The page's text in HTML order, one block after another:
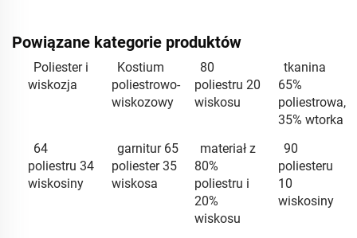
Powiązane kategorie produktów
Poliester i
wiskozja
Kostium
poliestrowo-
wiskozowy
80
poliestru 20
wiskosu
tkanina
65%
poliestrowa,
35% wtorka
64
poliestru 34
wiskosiny
garnitur 65
poliester 35
wiskosa
materiał z
80%
poliestru i
20%
wiskosu
90
poliesteru
10
wiskosiny